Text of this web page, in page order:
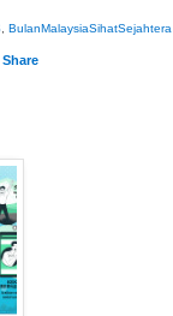
, BulanMalaysiaSihatSejahtera